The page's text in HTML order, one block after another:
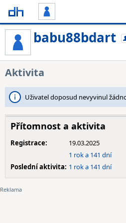
babu88bdart
Aktivita
Uživatel doposud nevyvinul
Přítomnost a aktivita
Registrace:
19.03.2025
1 rok a 141 dní
Poslední aktivita: 1 rok a 141 dní